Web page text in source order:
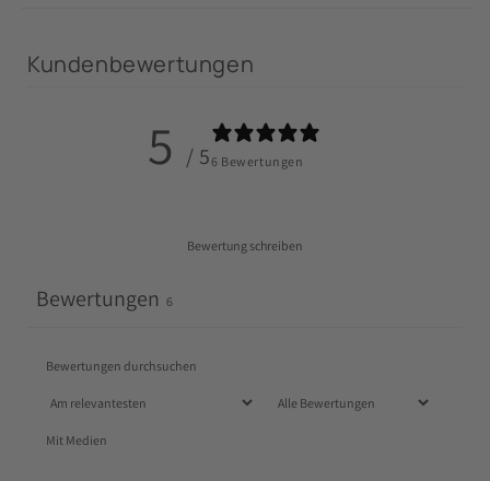
Kundenbewertungen
5 / 56 Bewertungen
Bewertung schreiben
Bewertungen 6
Mit Medien